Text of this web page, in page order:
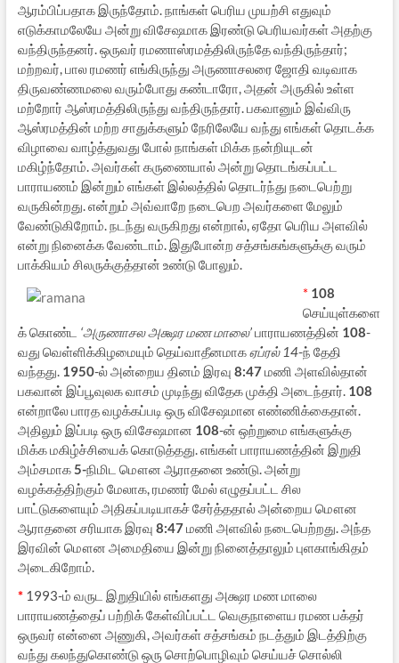
ஆரம்பிப்பதாக இருந்தோம். நாங்கள் பெரிய முயற்சி எதுவும்
எடுக்காமலேயே அன்று விசேஷமாக இரண்டு பெரியவர்கள் அதற்கு
வந்திருந்தனர். ஒருவர் ரமணாஸ்ரமத்திலிருந்தே வந்திருந்தார்;
மற்றவர், பால ரமணர் எங்கிருந்து அருணாசலரை ஜோதி வடிவாக
திருவண்ணமலை வரும்போது கண்டாரோ, அதன் அருகில் உள்ள
மற்றோர் ஆஸ்ரமத்திலிருந்து வந்திருந்தார். பகவானும் இவ்விரு
ஆஸ்ரமத்தின் மற்ற சாதுக்களும் நேரிலேயே வந்து எங்கள் தொடக்க
விழாவை வாழ்த்துவது போல் நாங்கள் மிக்க நன்றியுடன்
மகிழ்ந்தோம். அவர்கள் கருணையால் அன்று தொடங்கப்பட்ட
பாராயணம் இன்றும் எங்கள் இல்லத்தில் தொடர்ந்து நடைபெற்று
வருகின்றது. என்றும் அவ்வாறே நடைபெற அவர்களை மேலும்
வேண்டுகிறோம். நடந்து வருகிறது என்றால், ஏதோ பெரிய அளவில்
என்று நினைக்க வேண்டாம். இதுபோன்ற சத்சங்கங்களுக்கு வரும்
பாக்கியம் சிலருக்குத்தான் உண்டு போலும்.
* 108
செய்யுள்களை
க் கொண்ட ‘அருணாசல அக்ஷர மண மாலை’பாராயணத்தின் 108-
வது வெள்ளிக்கிழமையும் தெய்வாதீனமாகஏப்ரல் 14-ந் தேதி
வந்தது. 1950-ல் அன்றைய தினம் இரவு 8:47மணி அளவில்தான்
பகவான் இப்பூவுலக வாசம் முடிந்து விதேக முக்தி அடைந்தார். 108
என்றாலே பாரத வழக்கப்படி ஒரு விசேஷமான எண்ணிக்கைதான்.
அதிலும் இப்படி ஒரு விசேஷமான 108-ன் ஒற்றுமை எங்களுக்கு
மிக்க மகிழ்ச்சியைக் கொடுத்தது. எங்கள் பாராயணத்தின் இறுதி
அம்சமாக5-நிமிட மௌன ஆராதனை உண்டு. அன்று
வழக்கத்திற்கும் மேலாக, ரமணர் மேல் எழுதப்பட்ட சில
பாட்டுகளையும் அதிகப்படியாகச் சேர்த்ததால் அன்றைய மௌன
ஆராதனை சரியாக இரவு 8:47மணி அளவில் நடைபெற்றது. அந்த
இரவின் மௌன அமைதியை இன்று நினைத்தாலும் புளகாங்கிதம்
அடைகிறோம்.
*1993-ம் வருட இறுதியில் எங்களது அக்ஷர மண மாலை
பாராயணத்தைப் பற்றிக் கேள்விப்பட்ட வெகுநாளைய ரமண பக்தர்
ஒருவர் என்னை அணுகி, அவர்கள் சத்சங்கம் நடத்தும் இடத்திற்கு
வந்து கலந்துகொண்டு ஒரு சொற்பொழிவும் செய்யச் சொல்லி